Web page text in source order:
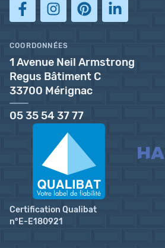
COORDONNÉES
1 Avenue Neil Armstrong
Regus Bâtiment C
33700 Mérignac
05 35 54 37 77
Certification Qualibat
n°E-E180921